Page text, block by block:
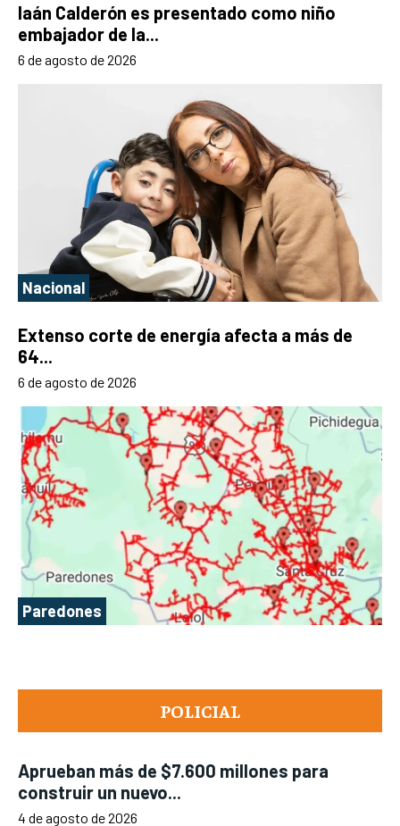
POLICIAL
Aprueban más de $7.600 millones para
construir un nuevo...
4 de agosto de 2026
Iaán Calderón es presentado como niño
embajador de la...
6 de agosto de 2026
Nacional
Extenso corte de energía afecta a más de
64...
6 de agosto de 2026
Paredones